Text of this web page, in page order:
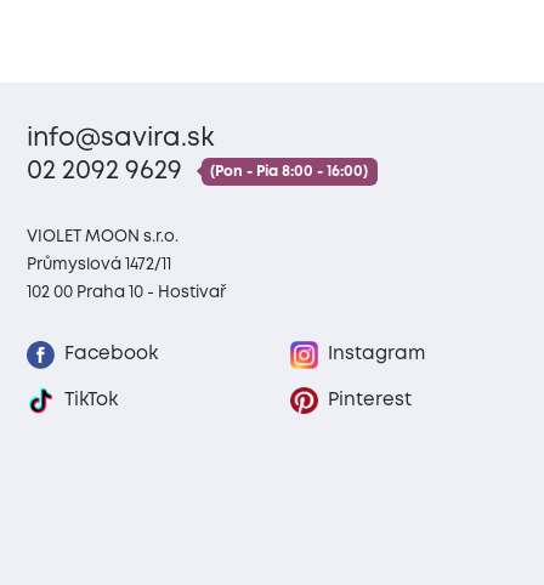
info@savira.sk
02 2092 9629
(Pon - Pia 8:00 - 16:00)
VIOLET MOON s.r.o.
Průmyslová 1472/11
102 00 Praha 10 - Hostivař
Facebook Instagram
TikTok Pinterest